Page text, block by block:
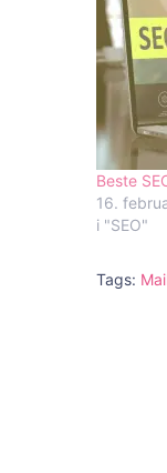
Beste
16.
i "SEO"
Tags: